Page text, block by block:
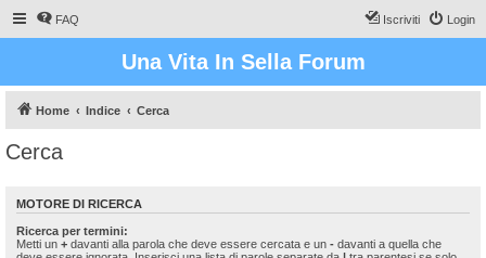
FAQ Login
Iscriviti
Una Vita In Sella Forum
Home Indice Cerca
Cerca
MOTORE DI RICERCA
Ricerca per termini:
Metti un + davanti alla parola che deve essere cercata e un - davanti a quella che